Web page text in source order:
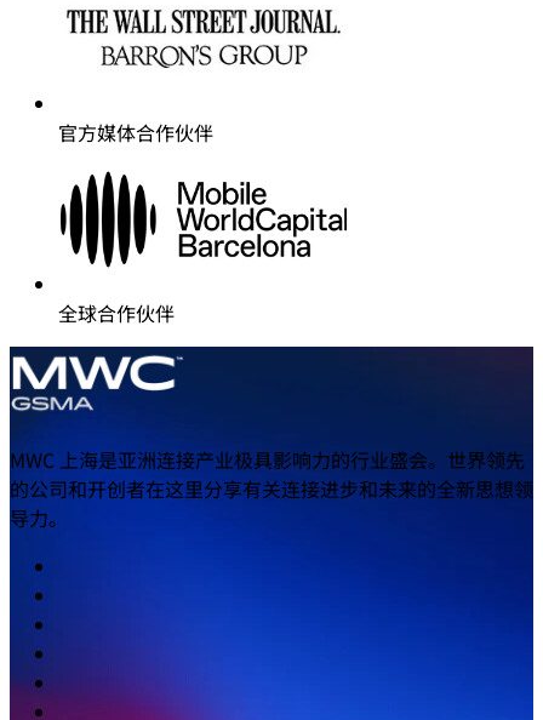
官方媒体合作伙伴
全球合作伙伴
MWC 上海是亚洲连接产业极具影响力的行业盛会。世界领先
的公司和开创者在这里分享有关连接进步和未来的全新思想领
导力。